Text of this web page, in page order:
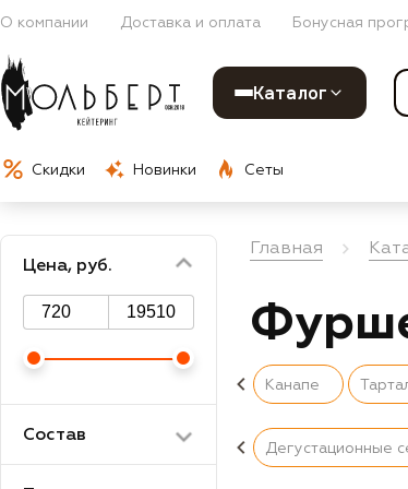
О компании Доставка и оплата Бонусная
Каталог
Скидки Новинки Сеты
Цена, руб.
Состав
Главная
Канапе
Дегустационные